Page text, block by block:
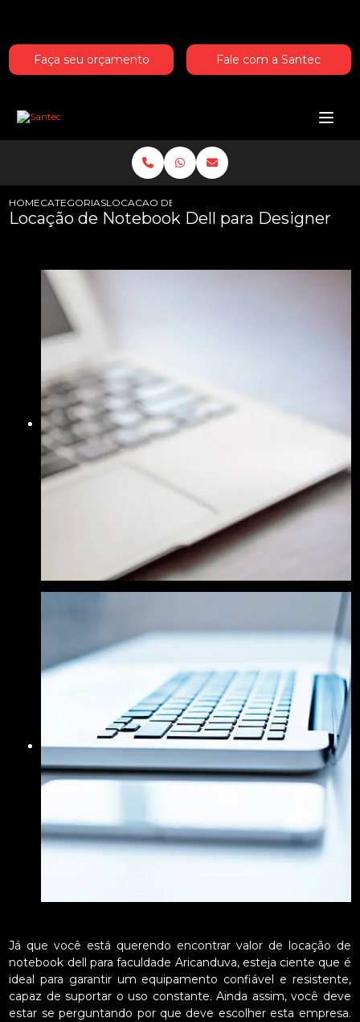
Faça seu orçamento Fale com a Santec
HOMECATEGORIASLOCACAO DE NOTEBOOK DELL PARA DESIGNER
Locação de Notebook Dell para Designer
Já que você está querendo encontrar valor de locação de
notebook dell para faculdade Aricanduva, esteja ciente que é
ideal para garantir um equipamento confiável e resistente,
capaz de suportar o uso constante. Ainda assim, você deve
estar se perguntando por que deve escolher esta empresa.